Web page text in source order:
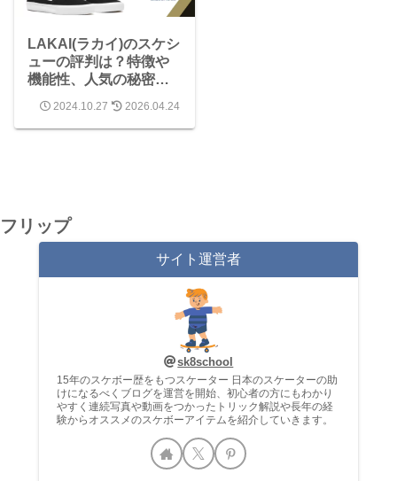
LAKAI(ラカイ)のスケシ
ューの評判は？特徴や
機能性、人気の秘密と
2024.10.27 2026.04.24
フリップ
サイト運営者
sk8school
15年のスケボー歴をもつスケーター 日本のスケーターの助
けになるべくブログを運営を開始、初心者の方にもわかり
やすく連続写真や動画をつかったトリック解説や長年の経
験からオススメのスケボーアイテムを紹介していきます。